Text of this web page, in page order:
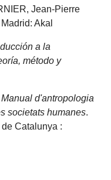
Jean-Pierre
Madrid: Akal
a la
método y
Manual d'antropologia
societats humanes.
Catalunya :